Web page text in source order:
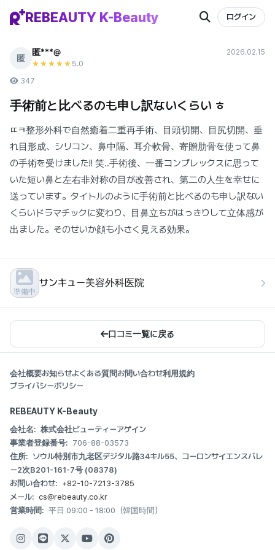
REBEAUTY K-Beauty ログイン
匿
匿***@
★★★★★ 5.0
2026.02.15
347
手術前と比べるのも申し訳ないくらい ㅎ
ㄸㅋ整形外科で自然癒着二重再手術、目頭切開、目尻切開、垂
れ目形成、シリコン、鼻中隔、耳介軟骨、寄贈肋骨を使って鼻
の手術を受けました!! 笑..手術後、一番コンプレックスに思って
いた短い鼻と左右非対称の目が改善され、第二の人生を幸せに
送っています。タイトルのように手術前と比べるのも申し訳ない
くらいドラマチックに変わり、目鼻立ちがはっきりして立体感が
出ました。そのせいか顔も小さく見える効果。
準備中
サンキュー美容外科医院
口コミ一覧に戻る
会社概要お知らせよくある質問お問い合わせ利用規約
プライバシーポリシー
REBEAUTY K-Beauty
会社名: 株式会社ビューティーアゲイン
事業者登録番号: 706-88-03573
住所: ソウル特別市九老区デジタル路34キル55、コーロンサイエンスバレ
ー2次B201-161-7号 (08378)
お問い合わせ: +82-10-7213-3785
メール: cs@rebeauty.co.kr
営業時間: 平日 09:00 - 18:00（韓国時間）